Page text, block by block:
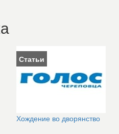
Статьи
Хождение во дворянство